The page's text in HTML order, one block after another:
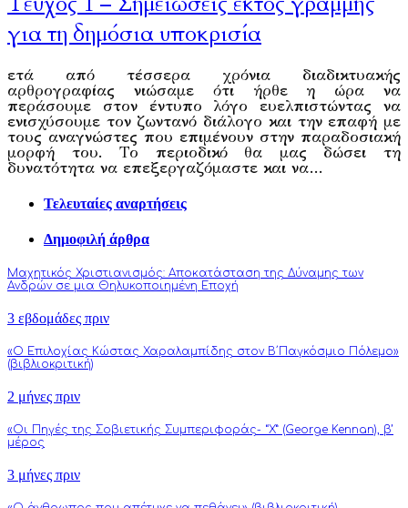
για τη δημόσια υποκρισία
ετά από τέσσερα χρόνια διαδικτυακής
αρθρογραφίας νιώσαμε ότι ήρθε η ώρα να
περάσουμε στον έντυπο λόγο ευελπιστώντας να
ενισχύσουμε τον ζωντανό διάλογο και την επαφή με
τους αναγνώστες που επιμένουν στην παραδοσιακή
μορφή του. Το περιοδικό θα μας δώσει τη
δυνατότητα να επεξεργαζόμαστε και να…
Τελευταίες αναρτήσεις
Δημοφιλή άρθρα
Μαχητικός Χριστιανισμός: Αποκατάσταση της Δύναμης των
Ανδρών σε μια Θηλυκοποιημένη Εποχή
3 εβδομάδες πριν
«Ο Επιλοχίας Κώστας Χαραλαμπίδης στον Β΄Παγκόσμιο Πόλεμο»
(βιβλιοκριτική)
2 μήνες πριν
«Οι Πηγές της Σοβιετικής Συμπεριφοράς- “Χ” (George Kennan), β’
μέρος
3 μήνες πριν